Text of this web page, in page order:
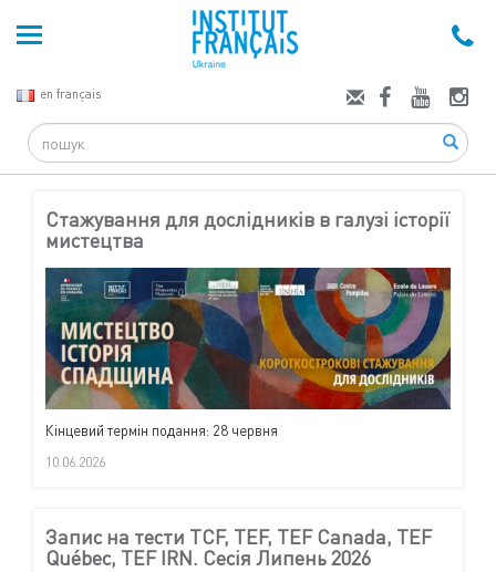
en français
Search
Стажування для дослідників в галузі історії
мистецтва
Кінцевий термін подання: 28 червня
10.06.2026
Запис на тести TCF, TEF, TEF Canada, TEF
Québec, TEF IRN. Сесія Липень 2026